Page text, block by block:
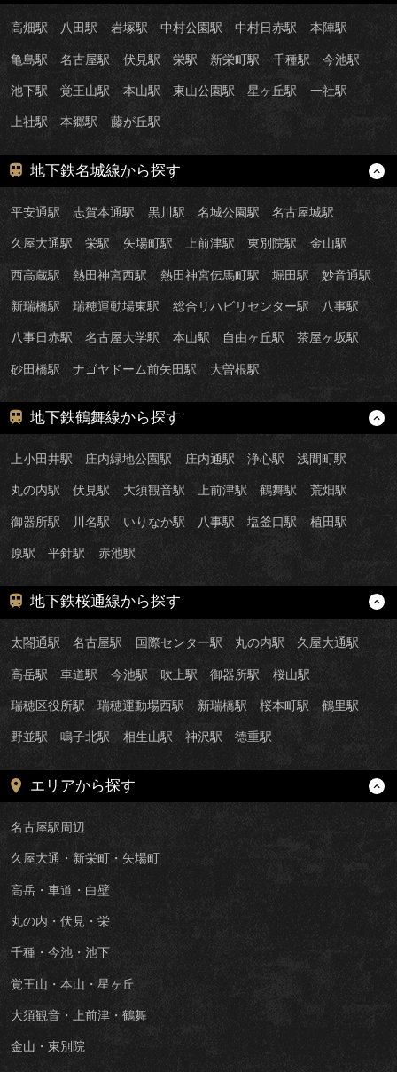
高畑駅 八田駅 岩塚駅 中村公園駅 中村日赤駅 本陣駅
亀島駅 名古屋駅 伏見駅 栄駅 新栄町駅 千種駅 今池駅
池下駅 覚王山駅 本山駅 東山公園駅 星ヶ丘駅 一社駅
上社駅 本郷駅 藤が丘駅
地下鉄名城線から探す
平安通駅 志賀本通駅 黒川駅 名城公園駅 名古屋城駅
久屋大通駅 栄駅 矢場町駅 上前津駅 東別院駅 金山駅
西高蔵駅 熱田神宮西駅 熱田神宮伝馬町駅 堀田駅 妙音通駅
新瑞橋駅 瑞穂運動場東駅 総合リハビリセンター駅 八事駅
八事日赤駅 名古屋大学駅 本山駅 自由ヶ丘駅 茶屋ヶ坂駅
砂田橋駅 ナゴヤドーム前矢田駅 大曽根駅
地下鉄鶴舞線から探す
上小田井駅 庄内緑地公園駅 庄内通駅 浄心駅 浅間町駅
丸の内駅 伏見駅 大須観音駅 上前津駅 鶴舞駅 荒畑駅
御器所駅 川名駅 いりなか駅 八事駅 塩釜口駅 植田駅
原駅 平針駅 赤池駅
地下鉄桜通線から探す
太閤通駅 名古屋駅 国際センター駅 丸の内駅 久屋大通駅
高岳駅 車道駅 今池駅 吹上駅 御器所駅 桜山駅
瑞穂区役所駅 瑞穂運動場西駅 新瑞橋駅 桜本町駅 鶴里駅
野並駅 鳴子北駅 相生山駅 神沢駅 徳重駅
エリアから探す
名古屋駅周辺
久屋大通・新栄町・矢場町
高岳・車道・白壁
丸の内・伏見・栄
千種・今池・池下
覚王山・本山・星ヶ丘
大須観音・上前津・鶴舞
金山・東別院